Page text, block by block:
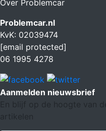
Over Problemcar
Problemcar.nl
KvK: 02039474
[email protected]
06 1995 4278
Aanmelden nieuwsbrief
En blijf op de hoogte van
artikelen